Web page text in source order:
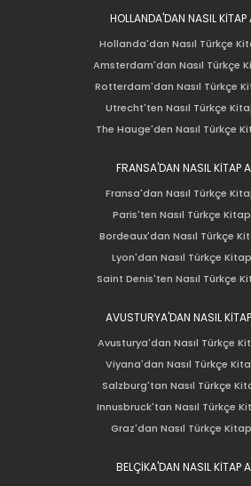
HOLLANDA'DAN NASIL KİTAP
Hollanda'dan Nasıl Türkçe
Amsterdam'dan Nasıl Türkçe
Rotterdam'dan Nasıl Türkçe
Utrecht'ten Nasıl Türkçe
The Hauge'den Nasıl Türkçe
FRANSA'DAN NASIL KİTAP
Fransa'dan Nasıl Türkçe
Paris'ten Nasıl Türkçe Kitap
Bordeaux'dan Nasıl Türkçe
Lyon'dan Nasıl Türkçe Kitap
Saint Denis'ten Nasıl Türkçe
AVUSTURYA'DAN NASIL
Avusturya'dan Nasıl Türkçe
Viyana'dan Nasıl Türkçe
Salzburg'tan Nasıl Türkçe
Innusbruck'tan Nasıl Türkçe
Graz'dan Nasıl Türkçe Kitap
BELÇİKA'DAN NASIL KİTAP